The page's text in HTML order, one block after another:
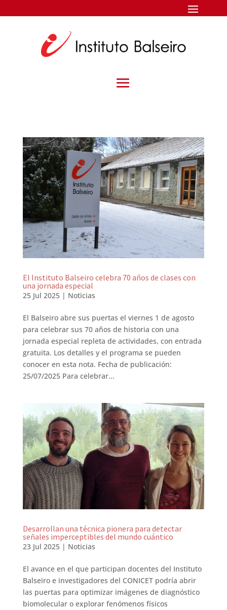
El Instituto Balseiro celebra 70 años de clases con
una jornada especial
25 Jul 2025| Noticias
El Balseiro abre sus puertas el viernes 1 de agosto
para celebrar sus 70 años de historia con una
jornada especial repleta de actividades, con entrada
gratuita. Los detalles y el programa se pueden
conocer en esta nota. Fecha de publicación:
25/07/2025 Para celebrar...
Desarrollan una técnica pionera para detectar
señales imperceptibles del mundo cuántico
23 Jul 2025| Noticias
El avance en el que participan docentes del Instituto
Balseiro e investigadores del CONICET podría abrir
las puertas para optimizar imágenes de diagnóstico
biomolecular o explorar fenómenos físicos